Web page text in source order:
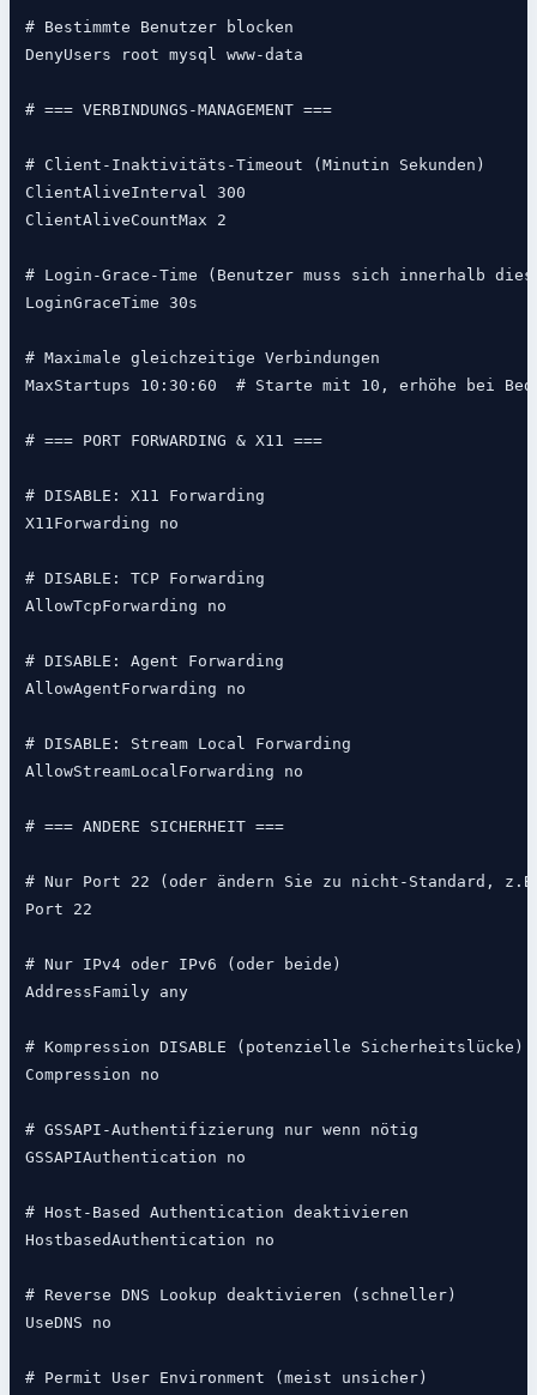
# Bestimmte Benutzer blocken
DenyUsers root mysql www-data
# === VERBINDUNGS-MANAGEMENT ===
# Client-Inaktivitäts-Timeout (Minutin Sekunden)
ClientAliveInterval 300
ClientAliveCountMax 2
# Login-Grace-Time (Benutzer muss sich innerhalb
LoginGraceTime 30s
# Maximale gleichzeitige Verbindungen
MaxStartups 10:30:60  # Starte mit 10, erhöhe bei
# === PORT FORWARDING & X11 ===
# DISABLE: X11 Forwarding
X11Forwarding no
# DISABLE: TCP Forwarding
AllowTcpForwarding no
# DISABLE: Agent Forwarding
AllowAgentForwarding no
# DISABLE: Stream Local Forwarding
AllowStreamLocalForwarding no
# === ANDERE SICHERHEIT ===
# Nur Port 22 (oder ändern Sie zu nicht-Standard,
Port 22
# Nur IPv4 oder IPv6 (oder beide)
AddressFamily any
# Kompression DISABLE (potenzielle Sicherheitslücke)
Compression no
# GSSAPI-Authentifizierung nur wenn nötig
GSSAPIAuthentication no
# Host-Based Authentication deaktivieren
HostbasedAuthentication no
# Reverse DNS Lookup deaktivieren (schneller)
UseDNS no
# Permit User Environment (meist unsicher)